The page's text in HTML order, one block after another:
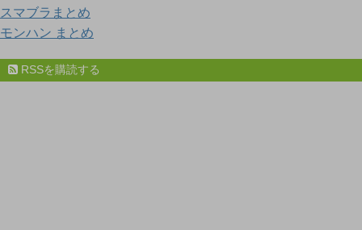
スマブラまとめ
モンハン まとめ
RSSを購読する